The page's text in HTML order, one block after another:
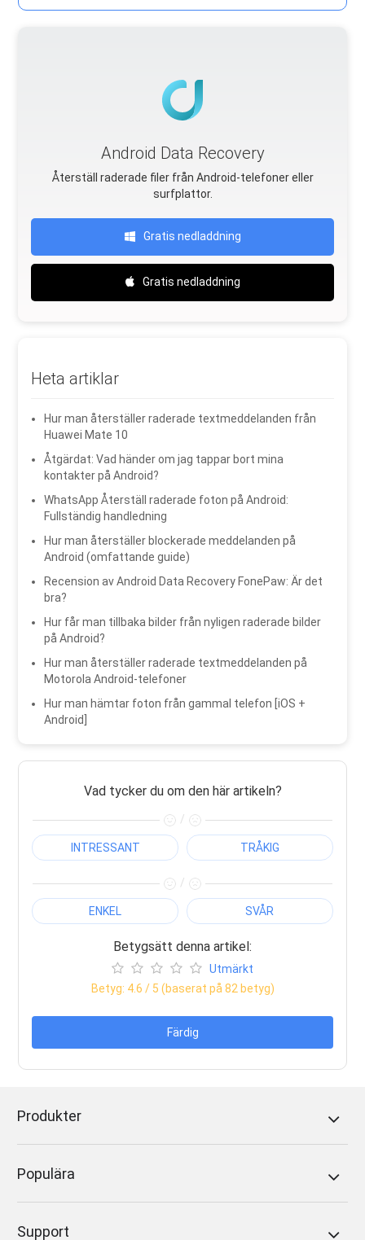
Android Data Recovery
Återställ raderade filer från Android-telefoner eller
surfplattor.
Gratis nedladdning
Gratis nedladdning
Heta artiklar
Hur man återställer raderade textmeddelanden från
Huawei Mate 10
Åtgärdat: Vad händer om jag tappar bort mina
kontakter på Android?
WhatsApp Återställ raderade foton på Android:
Fullständig handledning
Hur man återställer blockerade meddelanden på
Android (omfattande guide)
Recension av Android Data Recovery FonePaw: Är det
bra?
Hur får man tillbaka bilder från nyligen raderade bilder
på Android?
Hur man återställer raderade textmeddelanden på
Motorola Android-telefoner
Hur man hämtar foton från gammal telefon [iOS +
Android]
Vad tycker du om den här artikeln?
/
INTRESSANT TRÅKIG
/
ENKEL SVÅR
Betygsätt denna artikel:
Utmärkt
Betyg: 4.6 / 5 (baserat på 82 betyg)
Färdig
Produkter
Populära
Support